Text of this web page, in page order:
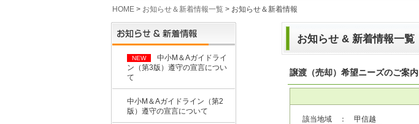
HOME > お知らせ＆新着情報一覧 > お知らせ＆新着情報
お知らせ & 新着情報一覧
譲渡（売却）希望ニーズのご案内
該当地域 ： 甲信越
NEW
中小M＆Aガイドライ
ン（第3版）遵守の宣言につい
て
中小M＆Aガイドライン（第2
版）遵守の宣言について